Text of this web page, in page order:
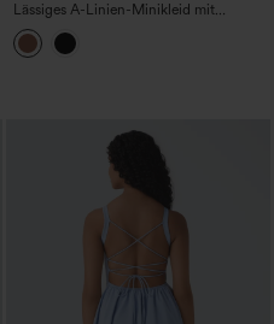
Lässiges A-Linien-Minikleid mit
Rundhalsausschnitt und kurzen Ärmeln